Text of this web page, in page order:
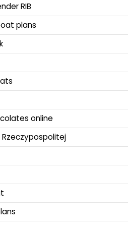
RIB
plans
online
Rzeczypospolitej